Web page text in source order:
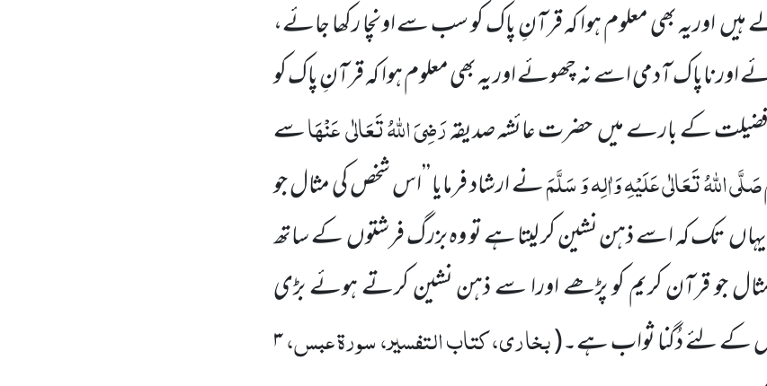
ہیںاوریہ بھی معلوم ہوا کہ قرآنِ پاک کو سب سے اونچا رکھا جائے،
اورناپاک آدمی اسے نہ چھوئے اور یہ بھی معلوم ہوا کہ قرآنِ پاک کو
فضیلت کے بارے میںحضرت عائشہ صدیقہرَضِیَ اللّٰہُ تَعَالٰیعَنْہَاسے
صَلَّی اللّٰہُتَعَالٰی عَلَیْہِ وَاٰلِہ وَ سَلَّمَنے ارشاد فرمایا ’’اس شخص کی مثال جو
تک کہ اسے ذہن نشین کر لیتا ہے تو وہ بزرگ فرشتوںکے ساتھ
جو قرآن کریم کو پڑھے اورا سے ذہن نشین کرتے ہوئے بڑی
س کے لئے دُگنا ثواب ہے۔(بخاری، کتاب التفسیر، سورۃ عبس،۳